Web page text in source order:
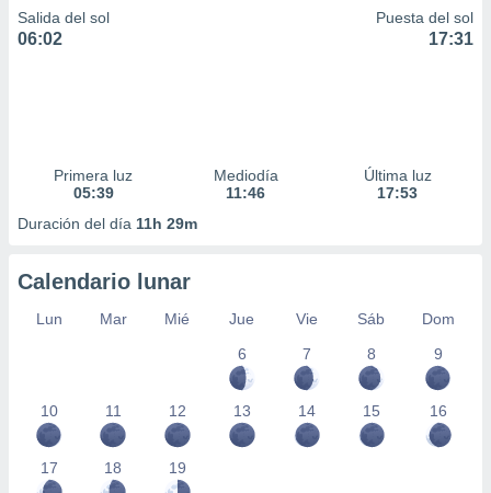
Salida del sol
06:02
Puesta del sol
17:31
Primera luz
05:39
Mediodía
11:46
Última luz
17:53
Duración del día 11h 29m
Calendario lunar
Lun Mar Mié Jue Vie Sáb
Dom
6
7 8 9
10 11 12 13 14 15 16
17 18 19